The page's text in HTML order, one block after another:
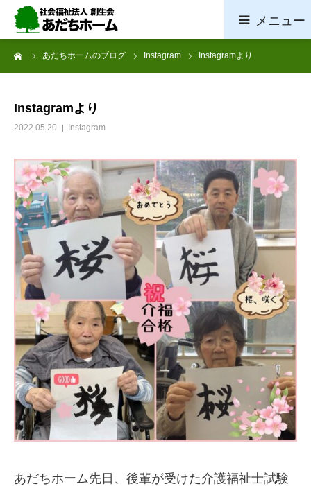
あだちホームのブログ Instagram Instagramより
Instagramより
2022.05.20 Instagram
あだちホーム先日、後輩が受けた介護福祉士試験
ホーム
施設概要
採用情報
お問い合わせ